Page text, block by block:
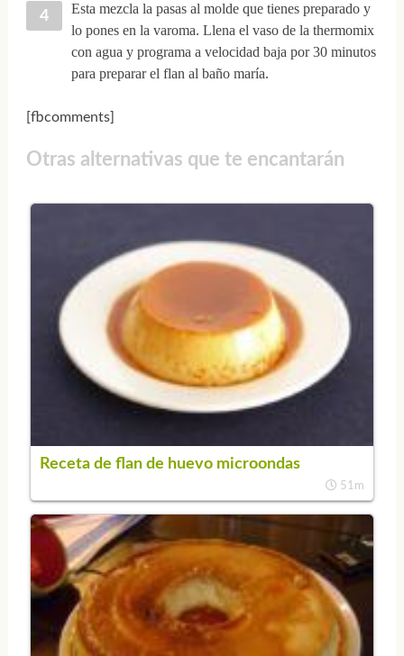
Esta mezcla la pasas al molde que tienes preparado y
lo pones en la varoma. Llena el vaso de la thermomix
con agua y programa a velocidad baja por 30 minutos
para preparar el flan al baño maría.
[fbcomments]
Otras alternativas que te encantarán
Receta de flan de huevo microondas
51m